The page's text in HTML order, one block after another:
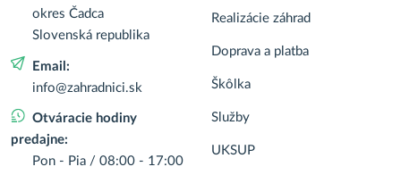
okres Čadca
Slovenská republika
Email:
info@zahradnici.sk
Otváracie hodiny
predajne:
Pon - Pia / 08:00 - 17:00
Realizácie záhrad
Doprava a platba
Škôlka
Služby
UKSUP